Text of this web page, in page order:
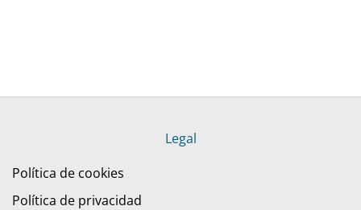
Legal
Política de cookies
Política de privacidad